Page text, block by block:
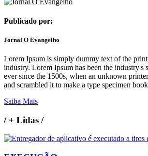
Publicado por:
Jornal O Evangelho
Lorem Ipsum is simply dummy text of the
industry. Lorem Ipsum has been the industry's
ever since the 1500s, when an unknown
and scrambled it to make a type specimen
Saiba Mais
/+ Lidas /